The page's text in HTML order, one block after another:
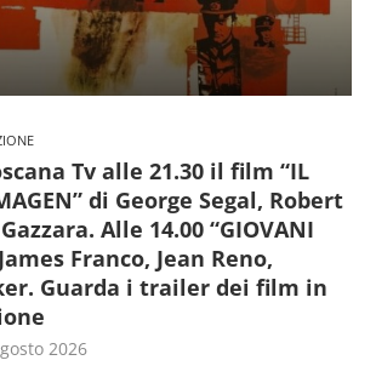
Tv alle 21.30 il film “IL
di George Segal, Robert
Alle 14.00 “GIOVANI
Franco, Jean Reno,
Guarda i trailer dei film in
2026